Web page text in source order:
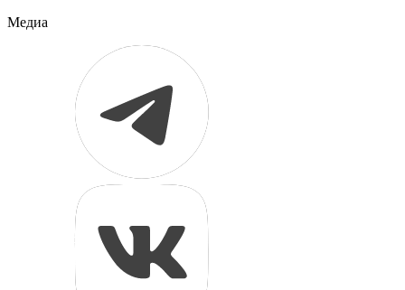
Медиа